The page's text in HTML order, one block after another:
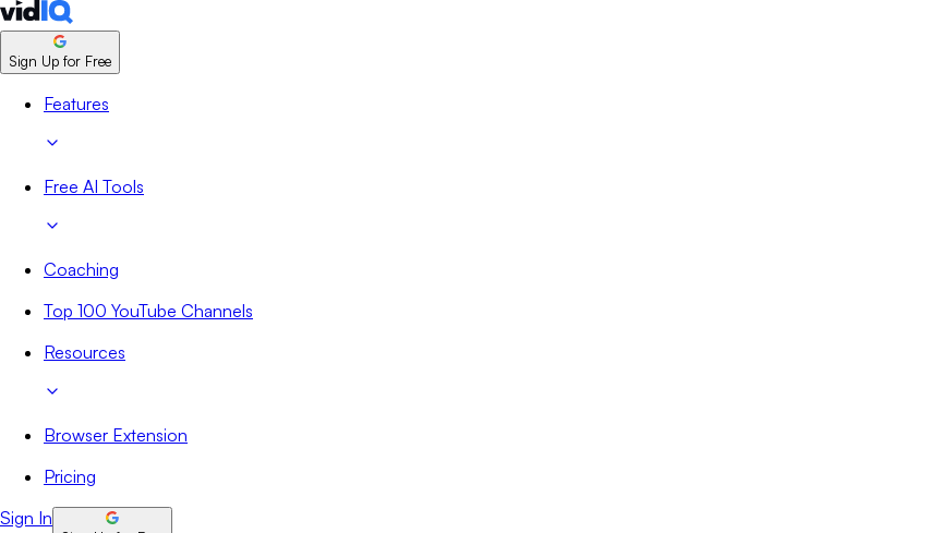
Sign Up for Free
Features
Free AI Tools
Coaching
Top 100 YouTube Channels
Resources
Browser Extension
Pricing
Sign In